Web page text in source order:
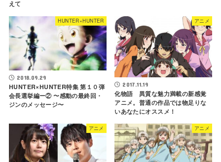
えて
HUNTER×HUNTER
2018.09.29
HUNTER×HUNTER特集 第１０弾
会長選挙編ー② 〜感動の最終回・
ジンのメッセージ〜
アニメ
2017.11.19
化物語 異質な魅力満載の新感覚
アニメ。普通の作品では物足りな
いあなたにオススメ！
アニメ アニメ